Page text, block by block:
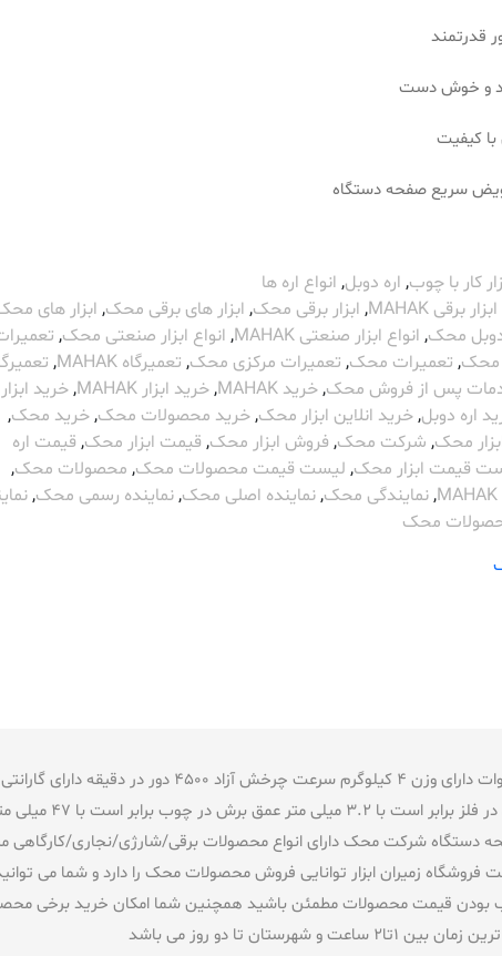
قدرتمند
و خوش دست
کیفیت
سریع صفحه دستگاه
کار با چوب, اره دوبل, انواع اره ها
ابزار برقی MAHAK , ابزار برقی محک, ابزار های برقی محک, ابزار های
دوبل محک, انواع ابزار صنعتی MAHAK , انواع ابزار صنعتی محک,
, تعمیرات محک, تعمیرات مرکزی محک, تعمیرگاه MAHAK ,
پس از فروش محک,خرید MAHAK ,خرید ابزار MAHAK ,خرید ابزار
اره دوبل,خرید انلاین ابزار محک,خرید محصولات محک,خرید محک,
محک, شرکت محک, فروش ابزار محک, قیمت ابزار محک, قیمت اره
قیمت ابزار محک, لیست قیمت محصولات محک, محصولات محک,
,نمایندگی محک,نماینده اصلی محک,نماینده رسمی محک,
محک
صفحه یا تیغه برابر
شرکت محک دارای انواع محصولات برقی/شارژی/نجاری/کارگاهی
زمیران ابزار توانایی فروش محصولات محک را دارد و شما می
بودن قیمت محصولات مطمئن باشید همچنین شما امکان خرید برخی
تا دو روز می باشد